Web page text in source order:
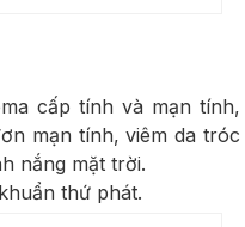
cấp tính và mạn tính,
mạn tính, viêm da tróc
nắng mặt trời.
thứ phát.